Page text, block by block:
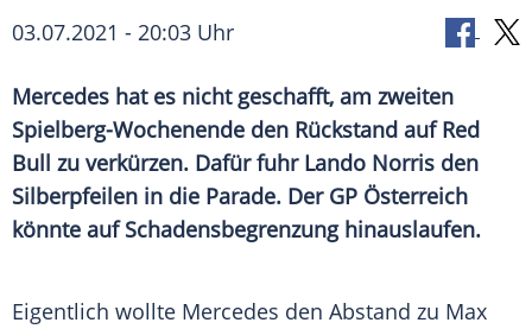
03.07.2021 - 20:03 Uhr
Mercedes hat es nicht geschafft, am zweiten
Spielberg-Wochenende den Rückstand aufRed
Bull zu verkürzen. Dafür fuhr Lando Norris den
Silberpfeilen in die Parade. Der GP Österreich
könnte auf Schadensbegrenzung hinauslaufen.
Eigentlich wollte Mercedes den Abstand zu Max